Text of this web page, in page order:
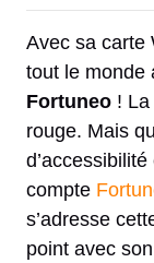
Avec sa carte
tout le monde
Fortuneo !
rouge. Mais
compte
s’adresse
point avec son